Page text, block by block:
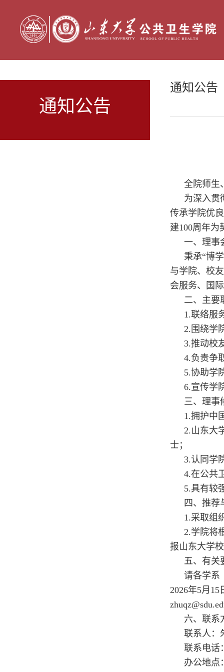
通知公告
通知公告
全院师生
为深入贯
传承学院优
建100周年为
一、理事
秉承“博
与学院、校
会服务、国
二、主要
1.联络服
2.围绕学
3.推动校
4.负责争
5.协助学
6.宣传学
三、理事
1.拥护中
2.山东大
士；
3.认同学
4.在公共
5.具有较
四、推荐
1.采取组
2.学院将
报山东大学
五、有关
请各学系
2026年5月
六、联系
联系人：
联系电话
办公地点